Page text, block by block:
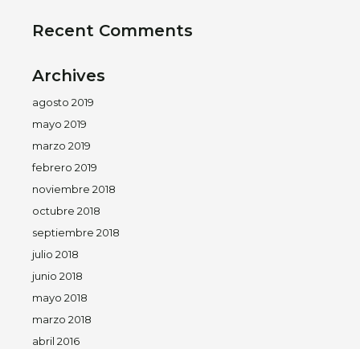
Recent Comments
Archives
agosto 2019
mayo 2019
marzo 2019
febrero 2019
noviembre 2018
octubre 2018
septiembre 2018
julio 2018
junio 2018
mayo 2018
marzo 2018
abril 2016